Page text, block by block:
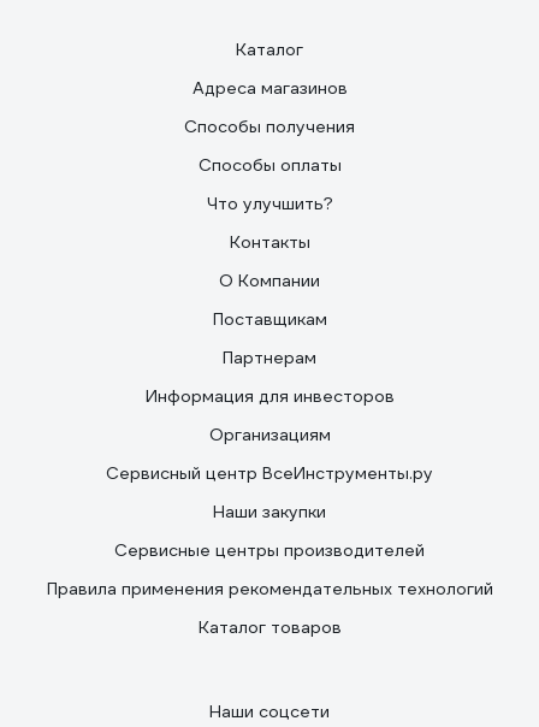
Каталог
Адреса магазинов
Способы получения
Способы оплаты
Что улучшить?
Контакты
О Компании
Поставщикам
Партнерам
Информация для инвесторов
Организациям
Сервисный центр ВсеИнструменты.ру
Наши закупки
Сервисные центры производителей
Правила применения рекомендательных технологий
Каталог товаров
Наши соцсети